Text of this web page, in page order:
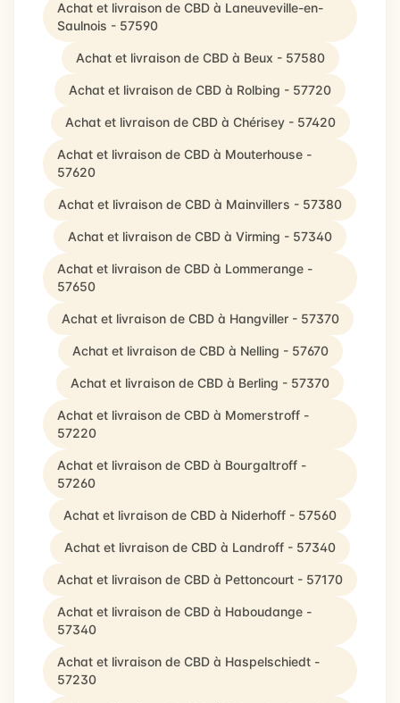
Achat et livraison de CBD à Laneuveville-en-
Saulnois - 57590
Achat et livraison de CBD à Beux - 57580
Achat et livraison de CBD à Rolbing - 57720
Achat et livraison de CBD à Chérisey - 57420
Achat et livraison de CBD à Mouterhouse -
57620
Achat et livraison de CBD à Mainvillers - 57380
Achat et livraison de CBD à Virming - 57340
Achat et livraison de CBD à Lommerange -
57650
Achat et livraison de CBD à Hangviller - 57370
Achat et livraison de CBD à Nelling - 57670
Achat et livraison de CBD à Berling - 57370
Achat et livraison de CBD à Momerstroff -
57220
Achat et livraison de CBD à Bourgaltroff -
57260
Achat et livraison de CBD à Niderhoff - 57560
Achat et livraison de CBD à Landroff - 57340
Achat et livraison de CBD à Pettoncourt - 57170
Achat et livraison de CBD à Haboudange -
57340
Achat et livraison de CBD à Haspelschiedt -
57230